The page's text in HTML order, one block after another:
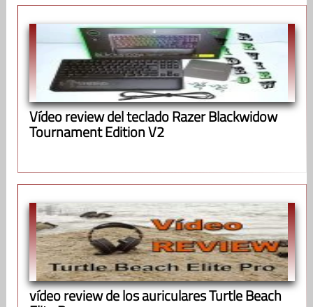
Vídeo review del teclado Razer Blackwidow
Tournament Edition V2
vídeo review de los auriculares Turtle Beach